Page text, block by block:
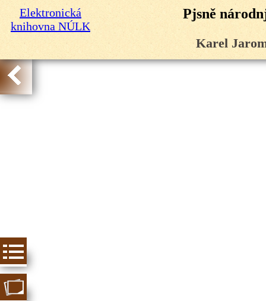
Elektronická
knihovna NÚLK
Pjsně
Karel